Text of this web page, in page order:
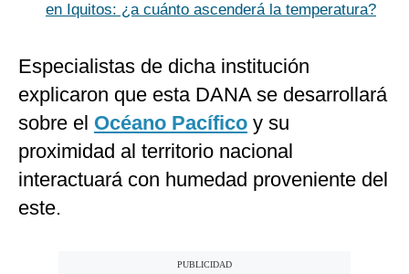
en Iquitos: ¿a cuánto ascenderá la temperatura?
Especialistas de dicha institución
explicaron que esta DANA se desarrollará
sobre el Océano Pacífico y su
proximidad al territorio nacional
interactuará con humedad proveniente del
este.